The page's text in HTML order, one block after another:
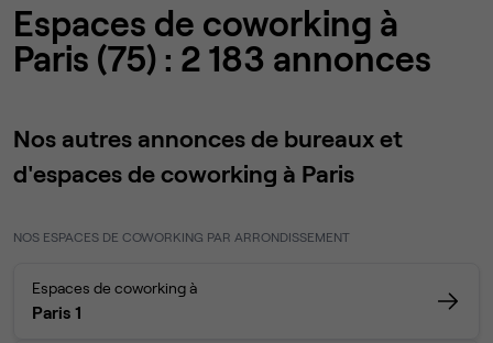
Espaces de coworking à
Paris (75) : 2 183 annonces
Nos autres annonces de bureaux et
d'espaces de coworking à Paris
NOS ESPACES DE COWORKING PAR ARRONDISSEMENT
Espaces de coworking à
Paris 1